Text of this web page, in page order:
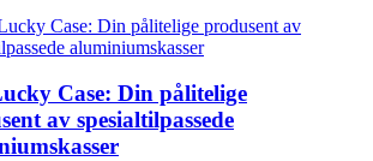
Case: Din pålitelige
av spesialtilpassede